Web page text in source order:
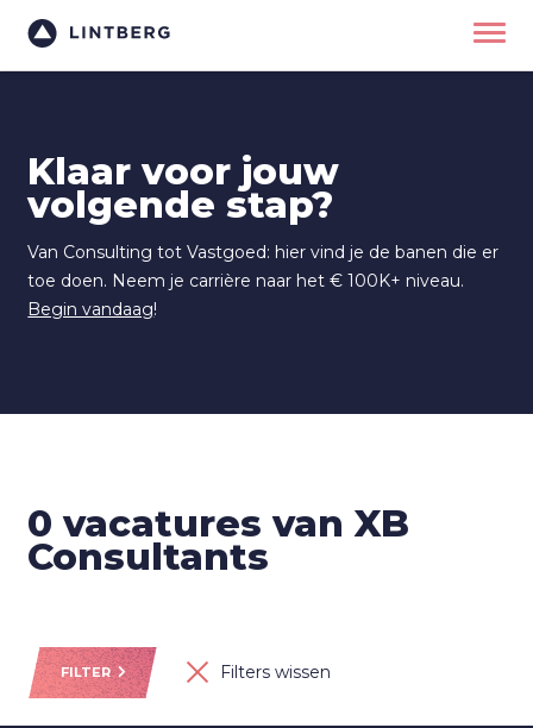
Klaar voor jouw
volgende stap?
Van Consulting tot Vastgoed: hier vind je de banen die er
toe doen. Neem je carrière naar het € 100K+ niveau.
Begin vandaag!
0 vacatures van XB
Consultants
FILTER Filters wissen